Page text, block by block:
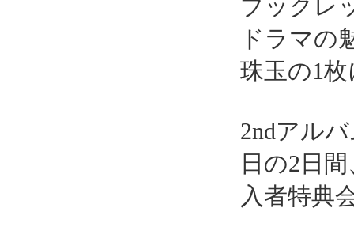
ブックレ
ドラマの
珠玉の1
2ndアル
日の2日
入者特典